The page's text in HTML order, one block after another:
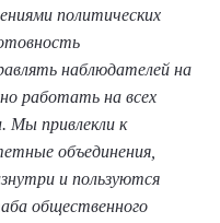
политических
наблюдателей на
работать на всех
Мы привлекли к
объединения,
и пользуются
общественного